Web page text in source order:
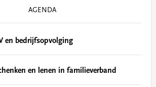
AGENDA
en bedrijfsopvolging
en lenen in familieverband